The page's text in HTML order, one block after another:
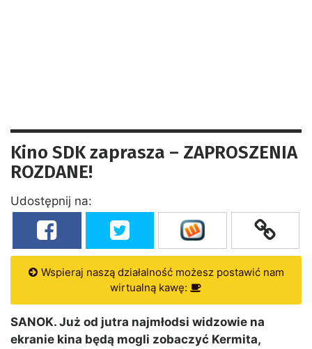
Kino SDK zaprasza – ZAPROSZENIA
ROZDANE!
Udostępnij na:
Wspieraj naszą działalność możesz postawić nam
wirtualną kawę:
SANOK. Już od jutra najmłodsi widzowie na
ekranie kina będą mogli zobaczyć Kermita,